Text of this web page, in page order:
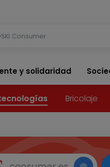
y solidaridad
Bricolaje